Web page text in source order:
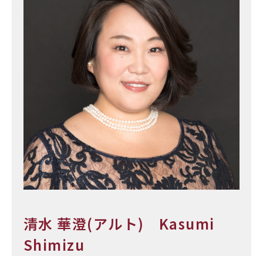
清水 華澄(アルト) Kasumi
Shimizu